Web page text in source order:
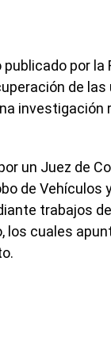
por la
de
investigación
un Juez de
de
trabajos
los cuales